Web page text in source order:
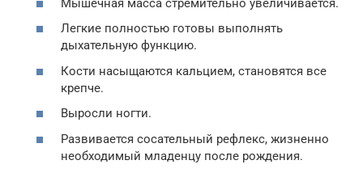
Мышечная масса стремительно увеличивается.
Легкие полностью готовы выполнять
дыхательную функцию.
Кости насыщаются кальцием, становятся все
крепче.
Выросли ногти.
Развивается сосательный рефлекс, жизненно
необходимый младенцу после рождения.